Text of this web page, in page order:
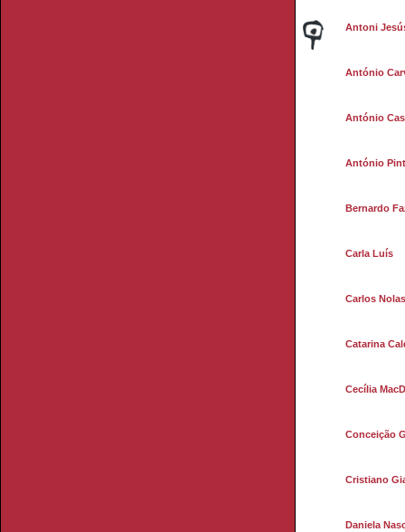
Antoni
António
António
António
Bernardo
Carla Luís
Carlos
Catarina
Cecília
Conceição
Cristiano
Daniela